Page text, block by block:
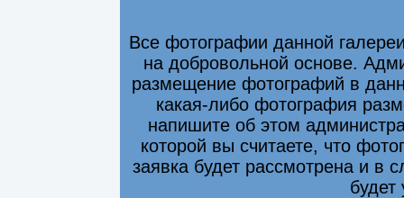
Все фотографии данной
на добровольной основе.
размещение фотографий в
какая-либо фотография
напишите об этом
которой вы считаете, что
заявка будет рассмотрена и в
будет